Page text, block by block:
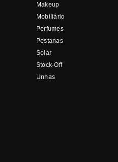
Makeup
Mobiliário
Perfumes
Pestanas
Solar
Stock-Off
Unhas